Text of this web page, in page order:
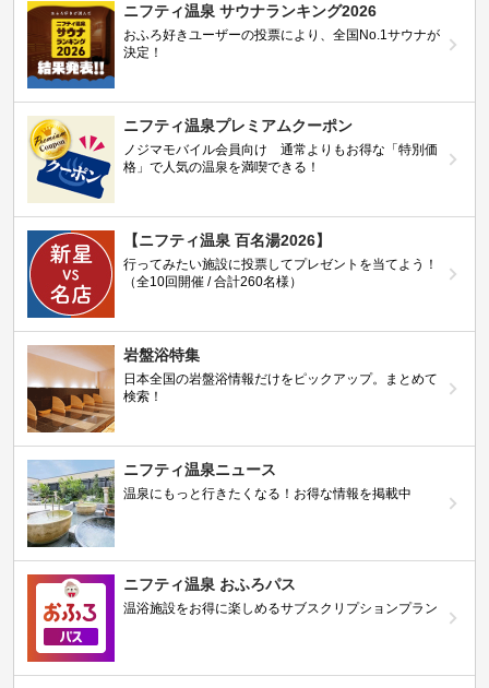
ニフティ温泉 サウナランキング2026
おふろ好きユーザーの投票により、全国No.1サウナが
決定！
ニフティ温泉プレミアムクーポン
ノジマモバイル会員向け 通常よりもお得な「特別価
格」で人気の温泉を満喫できる！
【ニフティ温泉 百名湯2026】
行ってみたい施設に投票してプレゼントを当てよう！
（全10回開催 / 合計260名様）
岩盤浴特集
日本全国の岩盤浴情報だけをピックアップ。まとめて
検索！
ニフティ温泉ニュース
温泉にもっと行きたくなる！お得な情報を掲載中
ニフティ温泉 おふろパス
温浴施設をお得に楽しめるサブスクリプションプラン